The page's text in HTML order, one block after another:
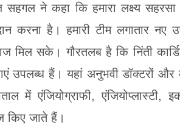
सहगल ने कहा कि हमारा लक्ष्य
करना है। हमारी टीम लगातार
मिल सके। गौरतलब है कि निंती
उपलब्ध हैं। यहां अनुभवी डॉक्टरों और
में एंजियोग्राफी, एंजियोप्लास्टी,
किए जाते हैं।